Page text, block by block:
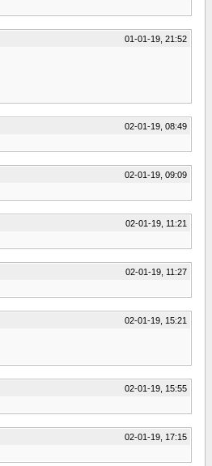
01-01-19, 21:52
02-01-19, 08:49
02-01-19, 09:09
02-01-19, 11:21
02-01-19, 11:27
02-01-19, 15:21
02-01-19, 15:55
02-01-19, 17:15